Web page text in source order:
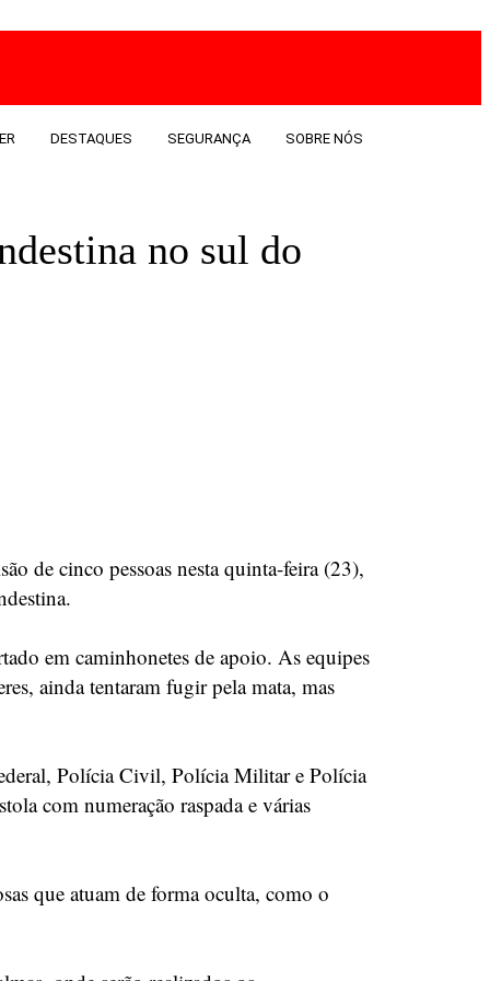
DESTAQUES SEGURANÇA SOBRE NÓS
no sul do
de cinco pessoas nesta quinta-feira (23),
em caminhonetes de apoio. As equipes
ainda tentaram fugir pela mata, mas
Polícia Civil, Polícia Militar e Polícia
com numeração raspada e várias
que atuam de forma oculta, como o